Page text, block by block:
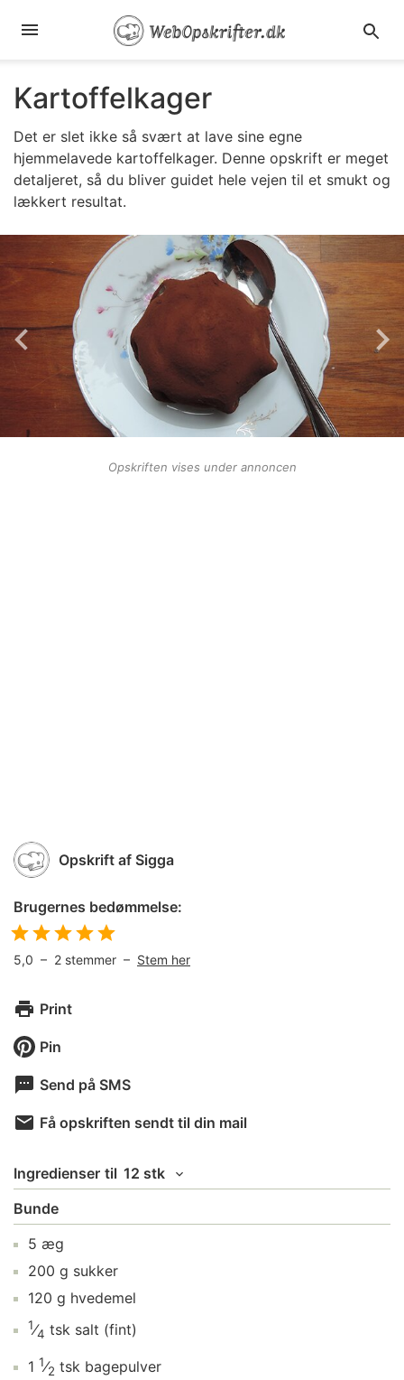
Kartoffelkager
Det er slet ikke så svært at lave sine egne
hjemmelavede kartoffelkager. Denne opskrift er meget
detaljeret, så du bliver guidet hele vejen til et smukt og
lækkert resultat.
Opskriften vises under annoncen
Opskrift af Sigga
Brugernes bedømmelse:
5,0 – 2 stemmer – Stem her
Print
Pin
Send på SMS
Få opskriften sendt til din mail
Ingredienser til 12 stk
Bunde
5 æg
200 g sukker
120 g hvedemel
1⁄4 tsk salt (fint)
1 1⁄2 tsk bagepulver